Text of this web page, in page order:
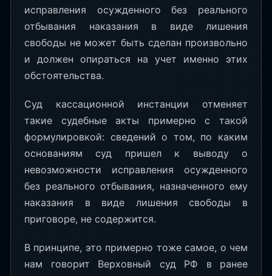
исправления осужденного без реального
отбывания наказания в виде лишения
свободы не может быть сделан произвольно
и должен опираться на учет именно этих
обстоятельства.
Суд кассационной инстанции отменяет
такие судебные акты примерно с такой
формулировкой: сведений о том, по каким
основаниям суд пришел к выводу о
невозможности исправления осужденного
без реального отбывания, назначенного ему
наказания в виде лишения свободы в
приговоре, не содержится.
В принципе, это примерно тоже самое, о чем
нам говорит Верховный суд РФ в ранее